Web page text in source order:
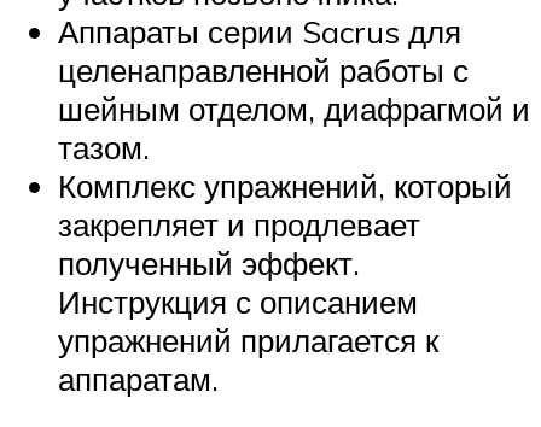
Аппараты серии Sacrus для
целенаправленной работы с
шейным отделом, диафрагмой и
тазом.
Комплекс упражнений, который
закрепляет и продлевает
полученный эффект.
Инструкция с описанием
упражнений прилагается к
аппаратам.